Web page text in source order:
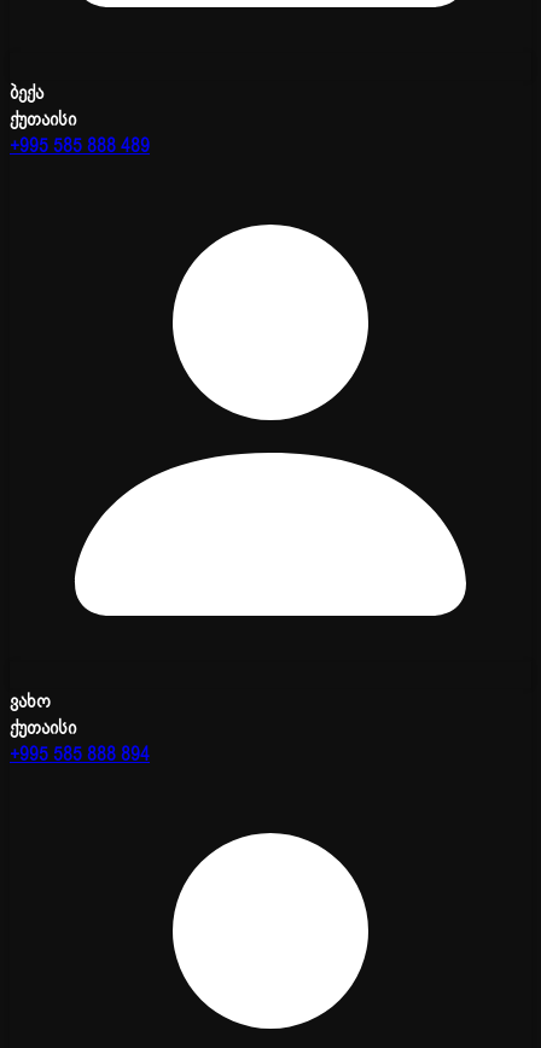
ბექა
ქუთაისი
+995 585 888 489
ვახო
ქუთაისი
+995 585 888 894